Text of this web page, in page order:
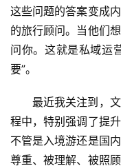
这些问题的答案变成
的旅行顾问。当他们
问你。这就是私域运
要”。
最近我关注到，
程中，特别强调了提
不管是入境游还是国
尊重、被理解、被照